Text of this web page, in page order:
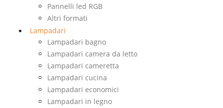
Pannelli led RGB
Altri formati
Lampadari
Lampadari bagno
Lampadari camera da letto
Lampadari cameretta
Lampadari cucina
Lampadari economici
Lampadari in legno